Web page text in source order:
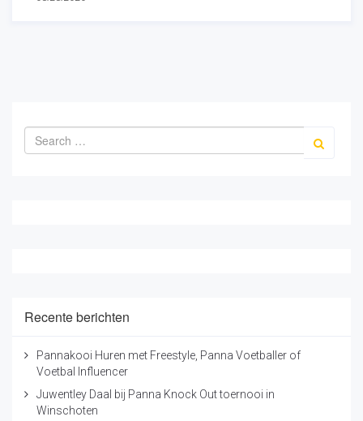
Recente berichten
Pannakooi Huren met Freestyle, Panna Voetballer of
Voetbal Influencer
Juwentley Daal bij Panna Knock Out toernooi in
Winschoten